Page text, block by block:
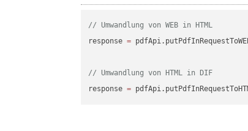
// Umwandlung von WEB in HTML
response =
// Umwandlung von HTML in DIF
response =